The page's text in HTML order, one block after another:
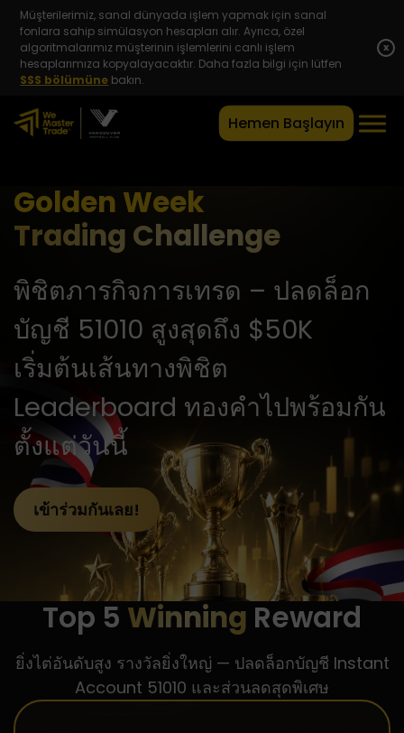
Müşterilerimiz, sanal dünyada işlem yapmak için sanal
fonlara sahip simülasyon hesapları alır. Ayrıca, özel
algoritmalarımız müşterinin işlemlerini canlı işlem
hesaplarımıza kopyalayacaktır. Daha fazla bilgi için lütfen
SSS bölümüne bakın.
x
Hemen Başlayın
Golden Week
Trading Challenge
พิชิตภารกิจการเทรด – ปลดล็อก
บัญชี 51010 สูงสุดถึง $50K
เริ่มต้นเส้นทางพิชิต
Leaderboard ทองคำไปพร้อมกัน
ตั้งแต่วันนี้
เข้าร่วมกันเลย!
Top 5 Winning Reward
ยิ่งไต่อันดับสูง รางวัลยิ่งใหญ่ — ปลดล็อกบัญชี Instant
Account 51010 และส่วนลดสุดพิเศษ